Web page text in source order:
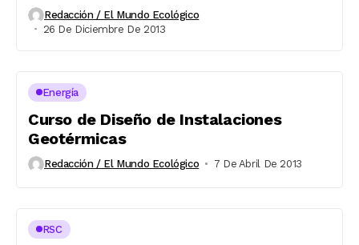
Redacción / El Mundo Ecológico
26 De Diciembre De 2013
Energía
Curso de Diseño de Instalaciones
Geotérmicas
Redacción / El Mundo Ecológico 7 De Abril De 2013
RSC